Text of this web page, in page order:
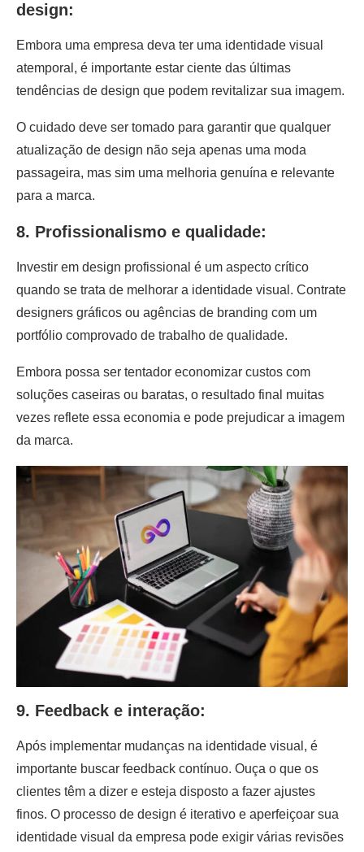
design:
Embora uma empresa deva ter uma identidade visual
atemporal, é importante estar ciente das últimas
tendências de design que podem revitalizar sua imagem.
O cuidado deve ser tomado para garantir que qualquer
atualização de design não seja apenas uma moda
passageira, mas sim uma melhoria genuína e relevante
para a marca.
8. Profissionalismo e qualidade:
Investir em design profissional é um aspecto crítico
quando se trata de melhorar a identidade visual. Contrate
designers gráficos ou agências de branding com um
portfólio comprovado de trabalho de qualidade.
Embora possa ser tentador economizar custos com
soluções caseiras ou baratas, o resultado final muitas
vezes reflete essa economia e pode prejudicar a imagem
da marca.
9. Feedback e interação:
Após implementar mudanças na identidade visual, é
importante buscar feedback contínuo. Ouça o que os
clientes têm a dizer e esteja disposto a fazer ajustes
finos. O processo de design é iterativo e aperfeiçoar sua
identidade visual da empresa pode exigir várias revisões